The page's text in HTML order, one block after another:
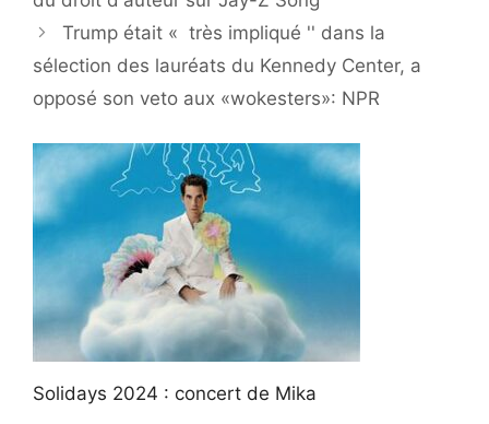
Trump était « très impliqué '' dans la
sélection des lauréats du Kennedy Center, a
opposé son veto aux «wokesters»: NPR
Solidays 2024 : concert de Mika